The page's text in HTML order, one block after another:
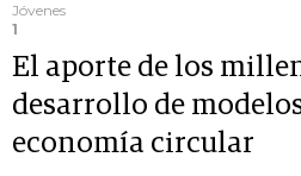
Jóvenes
1
El aporte de los
desarrollo de
economía circular